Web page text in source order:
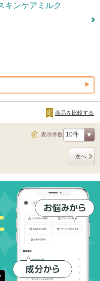
キンケアミルク
商品を比較する
表示件数
次へ